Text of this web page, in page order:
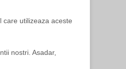
care utilizeaza aceste
nostri. Asadar,